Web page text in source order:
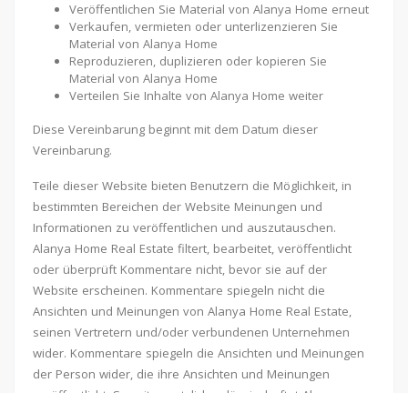
Veröffentlichen Sie Material von Alanya Home erneut
Verkaufen, vermieten oder unterlizenzieren Sie
Material von Alanya Home
Reproduzieren, duplizieren oder kopieren Sie
Material von Alanya Home
Verteilen Sie Inhalte von Alanya Home weiter
Diese Vereinbarung beginnt mit dem Datum dieser
Vereinbarung.
Teile dieser Website bieten Benutzern die Möglichkeit, in
bestimmten Bereichen der Website Meinungen und
Informationen zu veröffentlichen und auszutauschen.
Alanya Home Real Estate filtert, bearbeitet, veröffentlicht
oder überprüft Kommentare nicht, bevor sie auf der
Website erscheinen. Kommentare spiegeln nicht die
Ansichten und Meinungen von Alanya Home Real Estate,
seinen Vertretern und/oder verbundenen Unternehmen
wider. Kommentare spiegeln die Ansichten und Meinungen
der Person wider, die ihre Ansichten und Meinungen